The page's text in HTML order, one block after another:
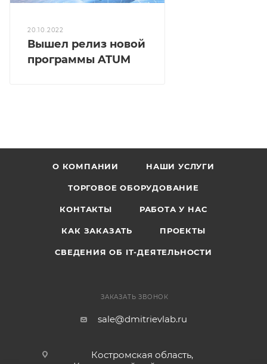
20.10.2022
Вышел релиз новой
программы ATUM
О КОМПАНИИ НАШИ УСЛУГИ
ТОРГОВОЕ ОБОРУДОВАНИЕ
КОНТАКТЫ РАБОТА У НАС
КАК ЗАКАЗАТЬ ПРОЕКТЫ
СВЕДЕНИЯ ОБ IT-ДЕЯТЕЛЬНОСТИ
ЗАКАЗАТЬ ЗВОНОК
sale@dmitrievlab.ru
Костромская область,